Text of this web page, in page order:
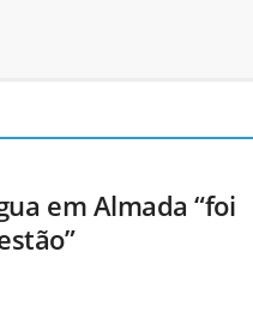
em Almada “foi